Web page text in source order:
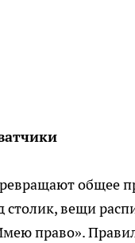
общее
столик, вещи
право».